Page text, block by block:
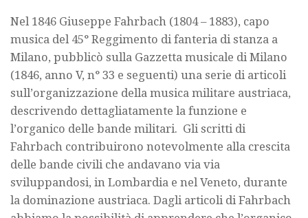
Nel 1846 Giuseppe Fahrbach (1804 – 1883), capo
musica del 45° Reggimento di fanteria di stanza a
Milano, pubblicò sulla Gazzetta musicale di Milano
(1846, anno V, n° 33 e seguenti) una serie di articoli
sull’organizzazione della musica militare austriaca,
descrivendo dettagliatamente la funzione e
l’organico delle bande militari. Gli scritti di
Fahrbach contribuirono notevolmente alla crescita
delle bande civili che andavano via via
sviluppandosi, in Lombardia e nel Veneto, durante
la dominazione austriaca. Dagli articoli di Fahrbach